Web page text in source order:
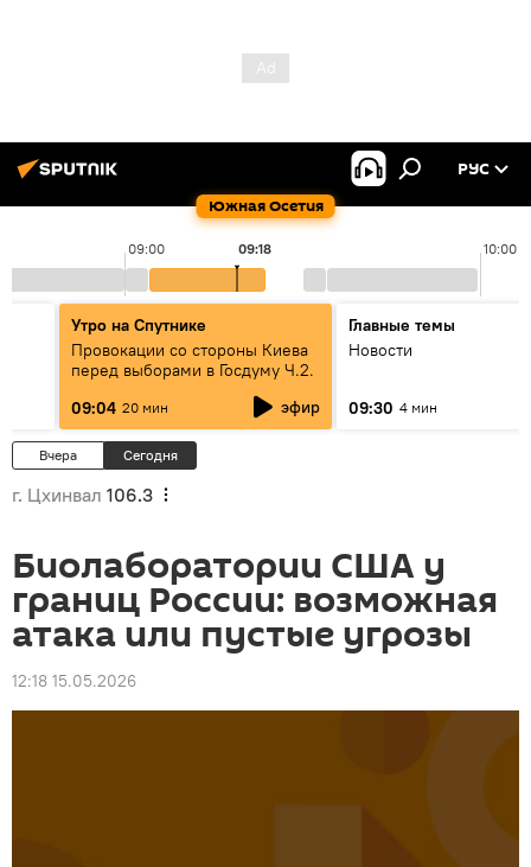
Южная Осетия
РУС
09:00 10:00
09:18
Утро на Спутнике
Провокации со стороны Киева
перед выборами в Госдуму Ч.2.
09:04 20 мин эфир
Главные темы
Новости
09:30 4 мин
Вчера Сегодня
г. Цхинвал 106.3
Биолаборатории США у
границ России: возможная
атака или пустые угрозы
12:18 15.05.2026